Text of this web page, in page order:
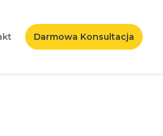
Darmowa Konsultacja